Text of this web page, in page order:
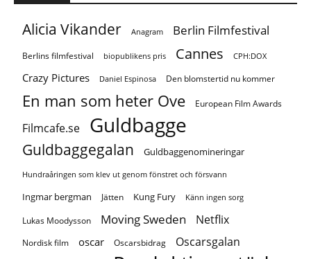
Alicia Vikander Anagram Berlin Filmfestival
Berlins filmfestival biopublikens pris Cannes CPH:DOX
Crazy Pictures Daniel Espinosa Den blomstertid nu kommer
En man som heter Ove European Film Awards
Filmcafe.se Guldbagge
Guldbaggegalan Guldbaggenomineringar
Hundraåringen som klev ut genom fönstret och försvann
Ingmar bergman Jätten Kung Fury Känn ingen sorg
Lukas Moodysson Moving Sweden Netflix
Nordisk film oscar Oscarsbidrag Oscarsgalan